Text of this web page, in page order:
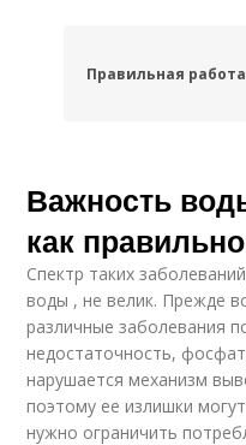
Правильная работа
Важность
как
Спектр таких
воды , не велик. Прежде
различные заболевания
недостаточность,
нарушается механизм
поэтому ее излишки
нужно ограничить